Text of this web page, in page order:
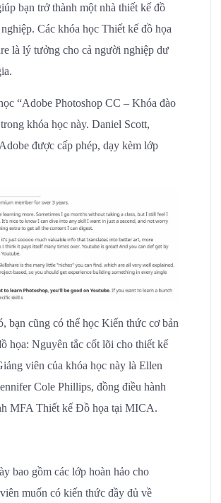
bạn trở thành một nhà thiết kế đồ
Các khóa học Thiết kế đồ họa
là lý tưởng cho cả người nghiệp dư
“Adobe Photoshop CC – Khóa đào
khóa học này. Daniel Scott,
được cấp phép, dạy kèm lớp
bạn cũng có thể học Kiến thức cơ bản
họa: Nguyên tắc cốt lõi cho thiết kế
viên của khóa học này là Ellen
Cole Phillips, đồng điều hành
MFA Thiết kế Đồ họa tại MICA.
bao gồm các lớp hoàn hảo cho
muốn có kiến thức đầy đủ về